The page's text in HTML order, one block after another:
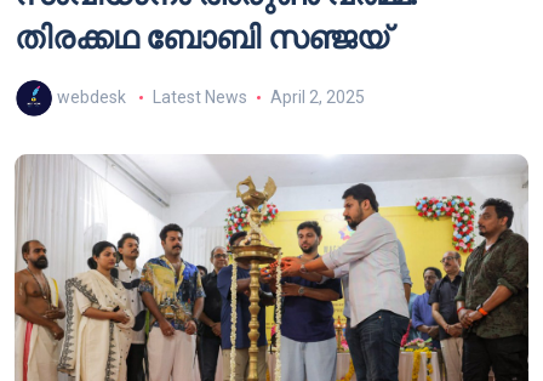
തിരക്കഥ ബോബി സഞ്ജയ്
webdesk Latest News April 2, 2025